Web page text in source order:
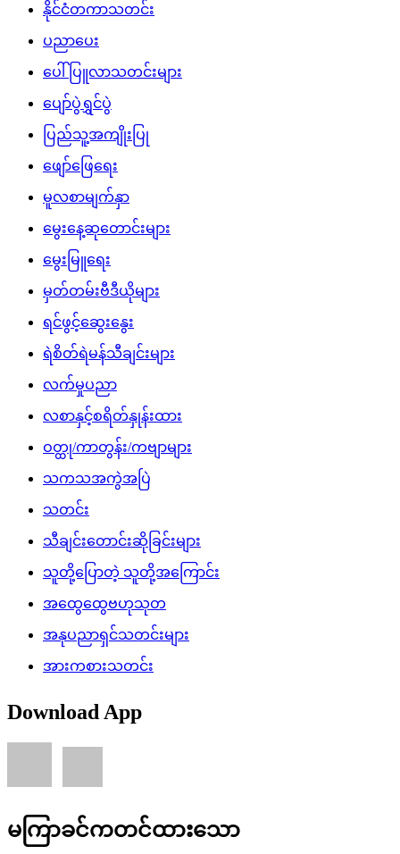
နိုင်ငံတကာသတင်း
ပညာပေး
ပေါ်ပြူလာသတင်းများ
ပျော်ပွဲရွှင်ပွဲ
ပြည်သူ့အကျိုးပြု
ဖျော်ဖြေရေး
မူလစာမျက်နှာ
မွေးနေ့ဆုတောင်းများ
မွေးမြူရေး
မှတ်တမ်းဗီဒီယိုများ
ရင်ဖွင့်ဆွေးနွေး
ရဲစိတ်ရဲမန်သီချင်းများ
လက်မှုပညာ
လစာနှင့်စရိတ်နှုန်းထား
ဝတ္ထု/ကာတွန်း/ကဗျာများ
သကသအကွဲအပြဲ
သတင်း
သီချင်းတောင်းဆိုခြင်းများ
သူတို့ပြောတဲ့ သူတို့အကြောင်း
အထွေထွေဗဟုသုတ
အနုပညာရှင်သတင်းများ
အားကစားသတင်း
Download App
မကြာခင်ကတင်ထားသော